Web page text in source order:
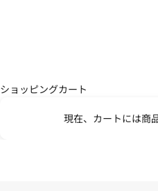
ショッピングカート
現在、カートには商